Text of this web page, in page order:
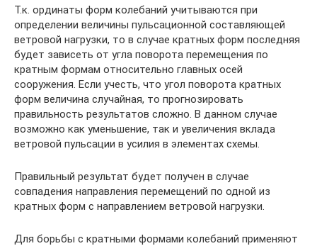
Т.к. ординаты форм колебаний учитываются при
определении величины пульсационной составляющей
ветровой нагрузки, то в случае кратных форм последняя
будет зависеть от угла поворота перемещения по
кратным формам относительно главных осей
сооружения. Если учесть, что угол поворота кратных
форм величина случайная, то прогнозировать
правильность результатов сложно. В данном случае
возможно как уменьшение, так и увеличения вклада
ветровой пульсации в усилия в элементах схемы.
Правильный результат будет получен в случае
совпадения направления перемещений по одной из
кратных форм с направлением ветровой нагрузки.
Для борьбы с кратными формами колебаний применяют